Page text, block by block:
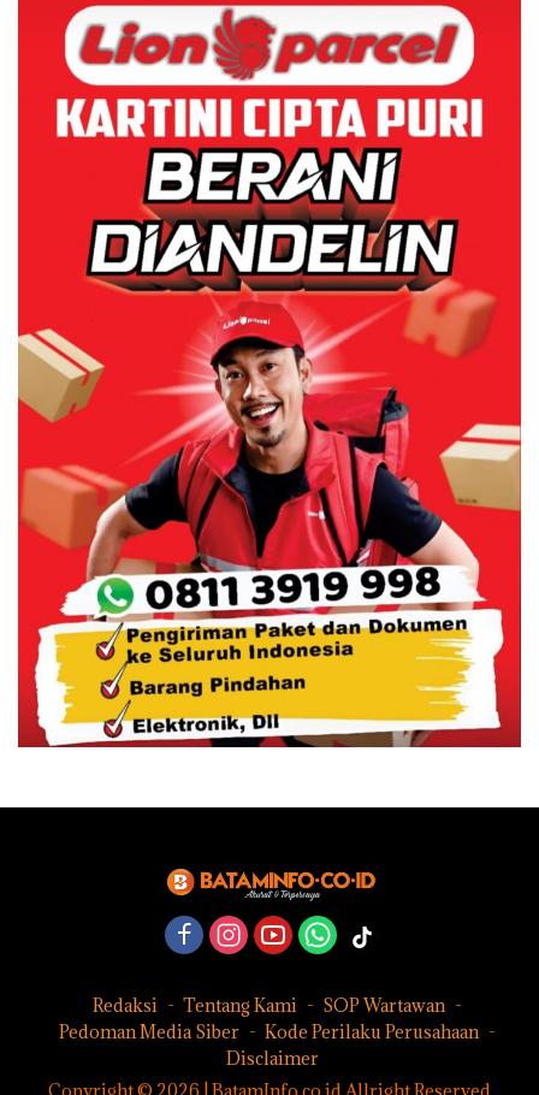
Redaksi Tentang Kami
SOP Wartawan
Pedoman Media Siber
Kode Perilaku Perusahaan
Disclaimer
Copyright © 2026 | BatamInfo.co.id Allright Reserved